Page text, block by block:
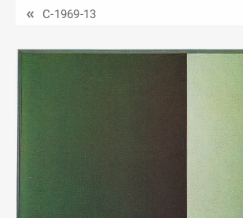
Werkgruppen / Work groups
Ausstellungen
Kontakt
C-1969-13